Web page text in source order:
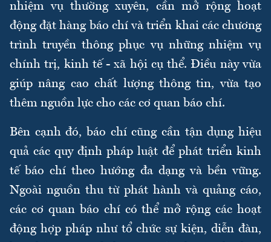
nhiệm vụ thường xuyên, cần mở rộng hoạt
động đặt hàng báo chí và triển khai các chương
trình truyền thông phục vụ những nhiệm vụ
chính trị, kinh tế - xã hội cụ thể. Điều này vừa
giúp nâng cao chất lượng thông tin, vừa tạo
thêm nguồn lực cho các cơ quan báo chí.
Bên cạnh đó, báo chí cũng cần tận dụng hiệu
quả các quy định pháp luật để phát triển kinh
tế báo chí theo hướng đa dạng và bền vững.
Ngoài nguồn thu từ phát hành và quảng cáo,
các cơ quan báo chí có thể mở rộng các hoạt
động hợp pháp như tổ chức sự kiện, diễn đàn,